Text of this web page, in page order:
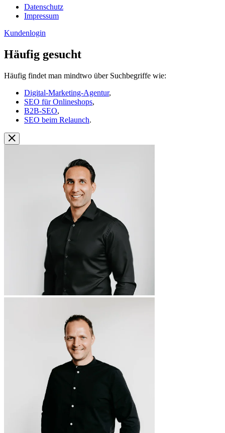
Datenschutz
Impressum
Kundenlogin
Häufig gesucht
Häufig findet man mindtwo über Suchbegriffe wie:
Digital-Marketing-Agentur,
SEO für Onlineshops,
B2B-SEO,
SEO beim Relaunch.